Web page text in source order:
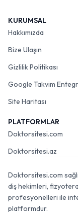
KURUMSAL
Hakkımızda
Bize Ulaşın
Gizlilik Politikası
Google Takvim
Site Haritası
PLATFORMLAR
Doktorsitesi.com
Doktorsitesi.az
Doktorsitesi.com
diş hekimleri,
profesyonelleri ile
platformdur.